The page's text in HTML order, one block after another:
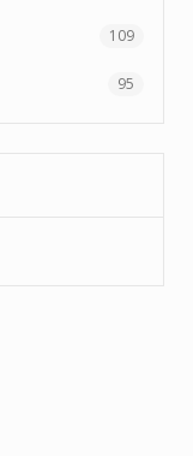
109
95